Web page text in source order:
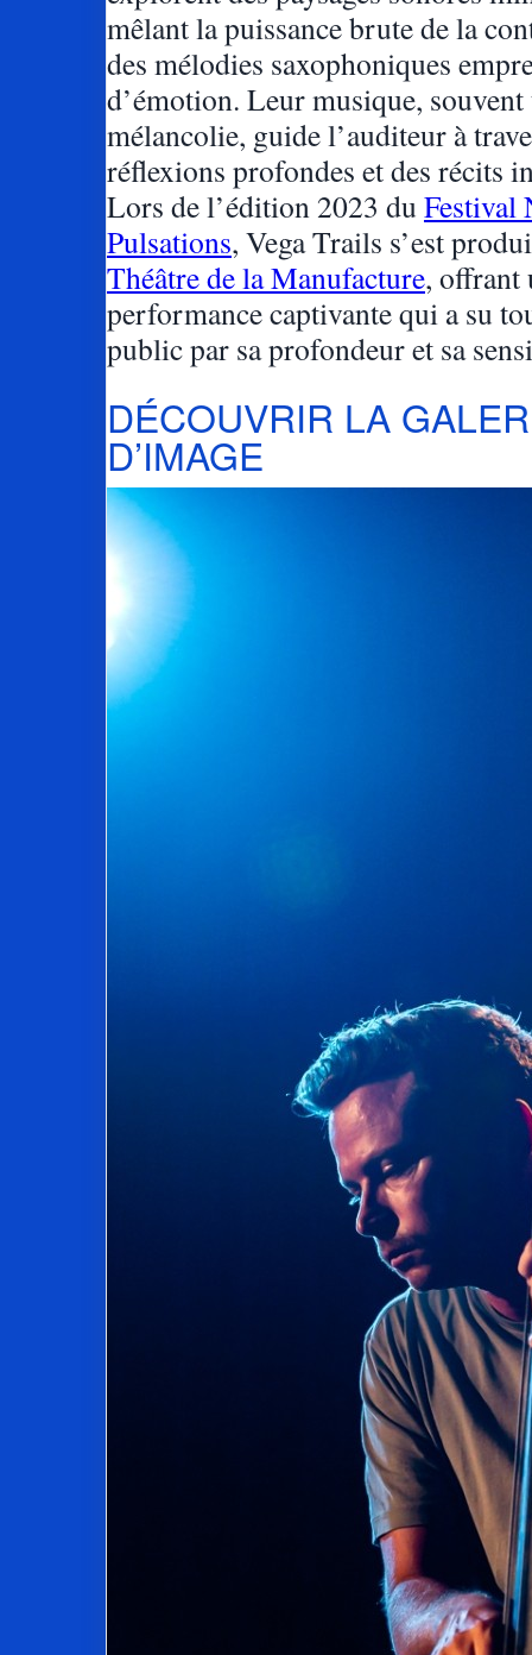
mêlant la puissance brute de la
des mélodies saxophoniques
d’émotion. Leur musique, souvent
mélancolie, guide l’auditeur à
réflexions profondes et des récits
Lors de l’édition 2023 du Festival
Pulsations, Vega Trails s’est
Théâtre de la Manufacture, offrant
performance captivante qui a su
public par sa profondeur et sa
DÉCOUVRIR LA
D’IMAGE